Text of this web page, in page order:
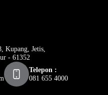
Kupang, Jetis,
- 61352
Telepon :
081 655 4000